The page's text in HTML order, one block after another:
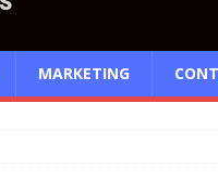
MARKETING